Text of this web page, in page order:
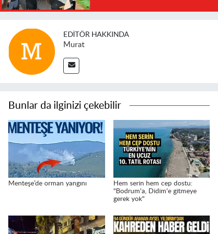
EDITÖR HAKKINDA
Murat
Bunlar da ilginizi çekebilir
Menteşe’de orman yangını
Hem serin hem cep dostu:
"Bodrum'a, Didim'e gitmeye
gerek yok"